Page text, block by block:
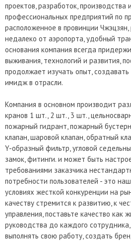
проектов, разработок,
профессиональных предприятий по
расположенное в провинции Чжэцзян,
недалеко от аэропорта, удобный
основания компания всегда
выживания, технологий и развития,
продолжает изучать опыт,
имидж в отрасли.
Компания в основном производит
кранов 1 шт., 2 шт., 3 шт.,
пожарный гидрант, пожарный
клапан, шаровой клапан, обратный
Y-образный фильтр, угловой
замок, фитинги. и может быть
требованиями заказчика
потребности пользователей - это
условиях жесткой конкуренции на
качеству стремится к развитию, к
управления, поставьте качество как
руководства до каждого
выполнять свою работу, создать